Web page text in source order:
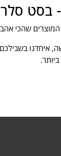
שהכי
איחדנו